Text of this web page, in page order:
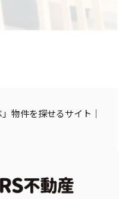
物件を探せるサイト｜